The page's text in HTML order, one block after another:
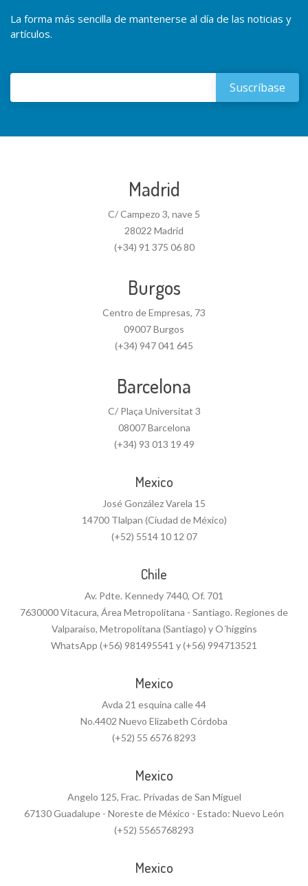
La forma más sencilla de mantenerse al día de las noticias y
artículos.
Madrid
C/ Campezo 3, nave 5
28022 Madrid
(+34) 91 375 06 80
Burgos
Centro de Empresas, 73
09007 Burgos
(+34) 947 041 645
Barcelona
C/ Plaça Universitat 3
08007 Barcelona
(+34) 93 013 19 49
Mexico
José González Varela 15
14700 Tlalpan (Ciudad de México)
(+52) 5514 10 12 07
Chile
Av. Pdte. Kennedy 7440, Of. 701
7630000 Vitacura, Área Metropolitana - Santiago. Regiones de
Valparaíso, Metropolitana (Santiago) y O´higgins
WhatsApp (+56) 981495541 y (+56) 994713521
Mexico
Avda 21 esquina calle 44
No.4402 Nuevo Elizabeth Córdoba
(+52) 55 6576 8293
Mexico
Angelo 125, Frac. Privadas de San Miguel
67130 Guadalupe - Noreste de México - Estado: Nuevo León
(+52) 5565768293
Mexico